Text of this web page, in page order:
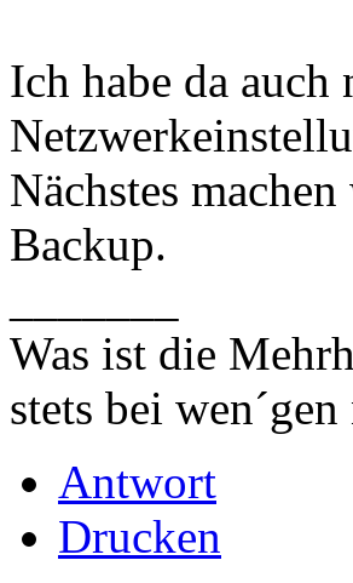
Ich habe da
Nächstes
Backup.
Was ist die
stets bei
Antwort
Drucken